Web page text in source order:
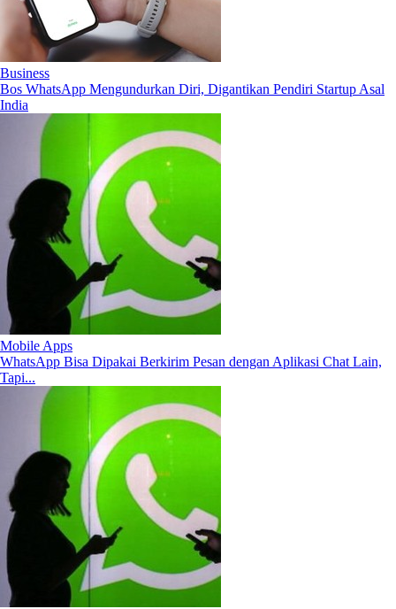
Business
Bos WhatsApp Mengundurkan Diri, Digantikan Pendiri Startup Asal
India
Mobile Apps
WhatsApp Bisa Dipakai Berkirim Pesan dengan Aplikasi Chat Lain,
Tapi...